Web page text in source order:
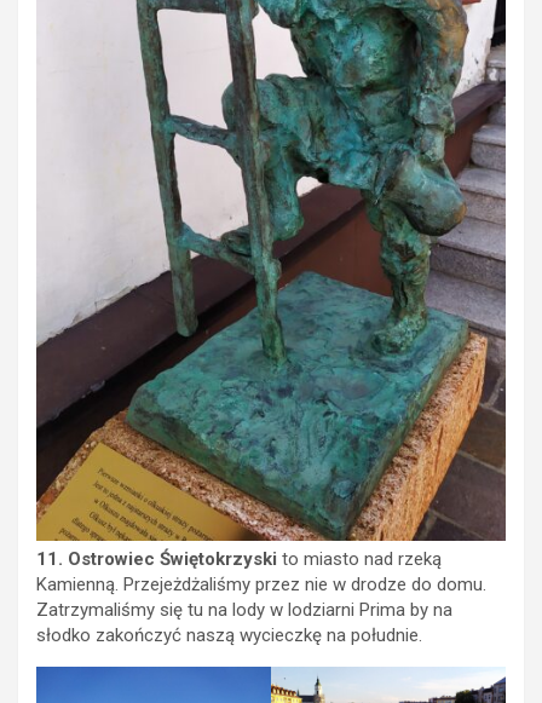
11. Ostrowiec Świętokrzyski to miasto nad rzeką
Kamienną. Przejeżdżaliśmy przez nie w drodze do domu.
Zatrzymaliśmy się tu na lody w lodziarni Prima by na
słodko zakończyć naszą wycieczkę na południe.